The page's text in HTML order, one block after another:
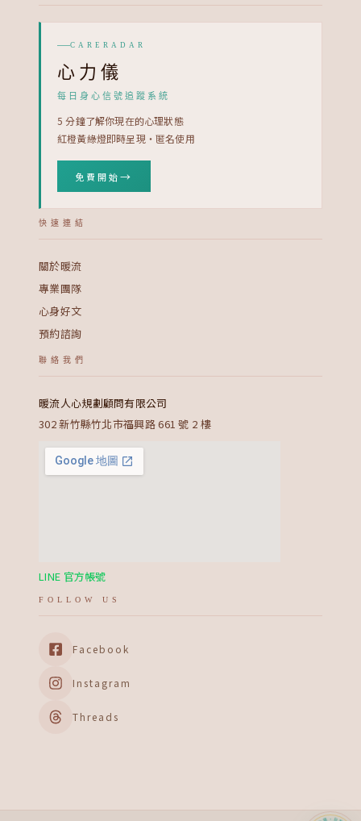
CARERADAR
心力儀
每日身心信號追蹤系統
5 分鐘了解你現在的心理狀態
紅橙黃綠燈即時呈現・匿名使用
免費開始→
快速連結
關於暖流
專業團隊
心身好文
預約諮詢
聯絡我們
暖流人心規劃顧問有限公司
302 新竹縣竹北市福興路 661 號 2 樓
LINE 官方帳號
FOLLOW US
Facebook
Instagram
Threads